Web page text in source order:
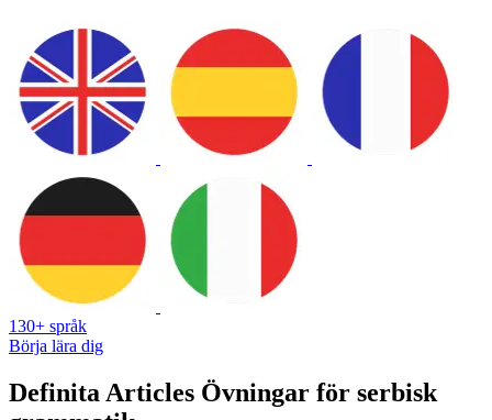
130+ språk
Börja lära dig
Definita Articles Övningar för serbisk